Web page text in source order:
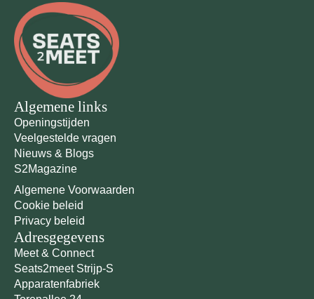
Algemene links
Openingstijden
Veelgestelde vragen
Nieuws & Blogs
S2Magazine
Algemene Voorwaarden
Cookie beleid
Privacy beleid
Adresgegevens
Meet & Connect
Seats2meet Strijp-S
Apparatenfabriek